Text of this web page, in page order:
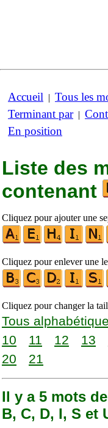
Accueil | Tous les
Terminant par|
En position
Liste des
contenant
Cliquez pour ajouter une
Cliquez pour enlever une
Cliquez pour changer la
Tous alphabétique
10
11 12 13
20
21
Il y a 5 mots
B, C, D, I, S et